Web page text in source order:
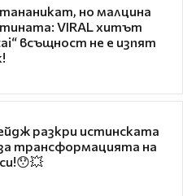
тананикат, но малцина
VIRAL хитът
всъщност не е изпят
разкри истинската
трансформацията на